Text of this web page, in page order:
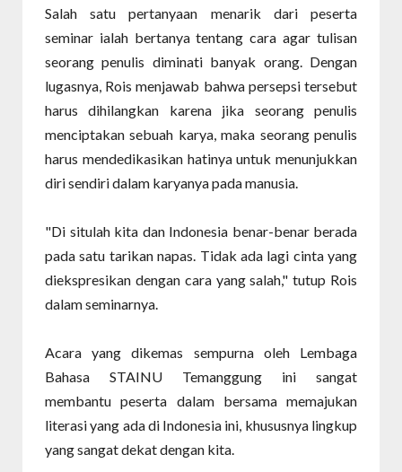
Salah satu pertanyaan menarik dari peserta
seminar ialah bertanya tentang cara agar tulisan
seorang penulis diminati banyak orang. Dengan
lugasnya, Rois menjawab bahwa persepsi tersebut
harus dihilangkan karena jika seorang penulis
menciptakan sebuah karya, maka seorang penulis
harus mendedikasikan hatinya untuk menunjukkan
diri sendiri dalam karyanya pada manusia.
"Di situlah kita dan Indonesia benar-benar berada
pada satu tarikan napas. Tidak ada lagi cinta yang
diekspresikan dengan cara yang salah," tutup Rois
dalam seminarnya.
Acara yang dikemas sempurna oleh Lembaga
Bahasa STAINU Temanggung ini sangat
membantu peserta dalam bersama memajukan
literasi yang ada di Indonesia ini, khususnya lingkup
yang sangat dekat dengan kita.